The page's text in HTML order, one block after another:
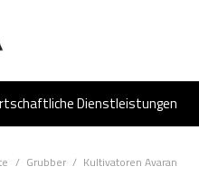
Dienstleistungen
/ Grubber / Kultivatoren Avaran